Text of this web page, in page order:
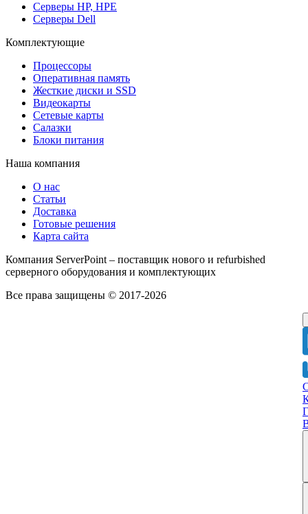
Серверы HP, HPE
Серверы Dell
Комплектующие
Процессоры
Оперативная память
Жесткие диски и SSD
Видеокарты
Сетевые карты
Салазки
Блоки питания
Наша компания
О нас
Статьи
Доставка
Готовые решения
Карта сайта
Компания ServerPoint – поставщик нового и refurbished
серверного оборудования и комплектующих
Все права защищены © 2017-2026